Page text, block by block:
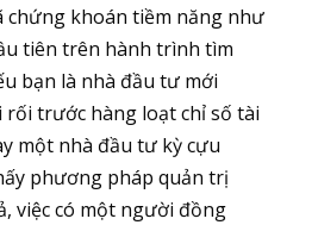
chứng khoán tiềm năng như
tiên trên hành trình tìm
bạn là nhà đầu tư mới
rối trước hàng loạt chỉ số tài
một nhà đầu tư kỳ cựu
phương pháp quản trị
việc có một người đồng